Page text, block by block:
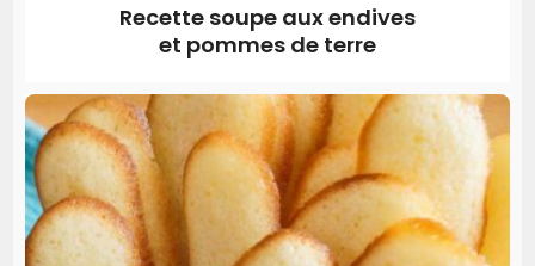
Recette soupe aux endives
et pommes de terre